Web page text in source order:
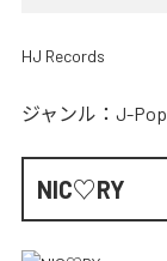
HJ Records
ジャンル： J-Pop
NIC♡RY